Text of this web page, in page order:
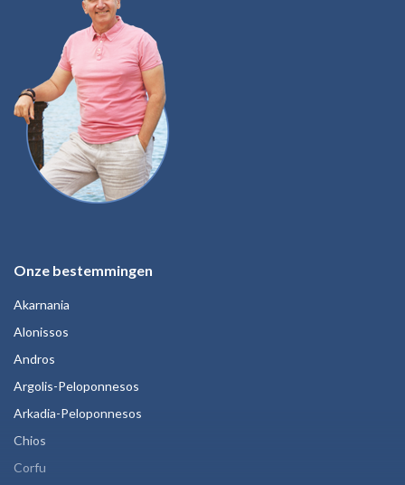
Onze bestemmingen
Akarnania
Alonissos
Andros
Argolis-Peloponnesos
Arkadia-Peloponnesos
Chios
Corfu